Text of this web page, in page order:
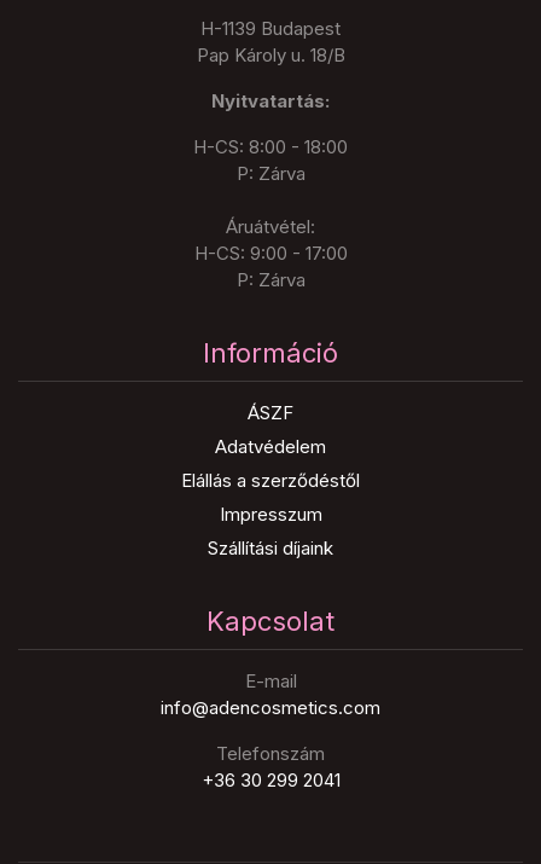
H-1139 Budapest
Pap Károly u. 18/B
Nyitvatartás:
H-CS: 8:00 - 18:00
P: Zárva
Áruátvétel:
H-CS: 9:00 - 17:00
P: Zárva
Információ
ÁSZF
Adatvédelem
Elállás a szerződéstől
Impresszum
Szállítási díjaink
Kapcsolat
E-mail
info@adencosmetics.com
Telefonszám
+36 30 299 2041